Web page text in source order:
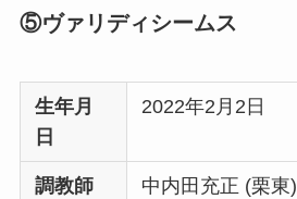
⑤ヴァリディシームス
生年月
日
2022年2月2日
調教師 中内田充正 (栗東)